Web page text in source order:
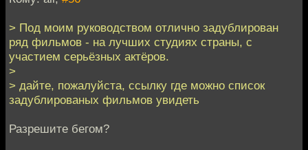
> Под моим руководством отлично задублирован
ряд фильмов - на лучших студиях страны, с
участием серьёзных актёров.
>
> дайте, пожалуйста, ссылку где можно список
задублированых фильмов увидеть
Разрешите бегом?